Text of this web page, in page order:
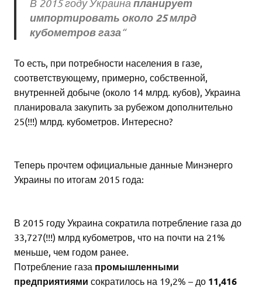
В 2015 году Украина планирует
импортировать около 25 млрд
кубометров газа“
То есть, при потребности населения в газе,
соответствующему, примерно, собственной,
внутренней добыче (около 14 млрд. кубов), Украина
планировала закупить за рубежом дополнительно
25(!!!) млрд. кубометров. Интересно?
Теперь прочтем официальные данные Минэнерго
Украины по итогам 2015 года:
В 2015 году Украина сократила потребление газа до
33,727(!!!) млрд кубометров, что на почти на 21%
меньше, чем годом ранее.
Потребление газа промышленными
предприятиями сократилось на 19,2% – до 11,416